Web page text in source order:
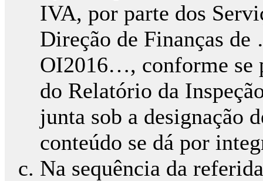
IVA, por parte dos
Direção de Finanças
OI2016…, conforme se
do Relatório da
junta sob a designação
conteúdo se dá por
Na sequência da